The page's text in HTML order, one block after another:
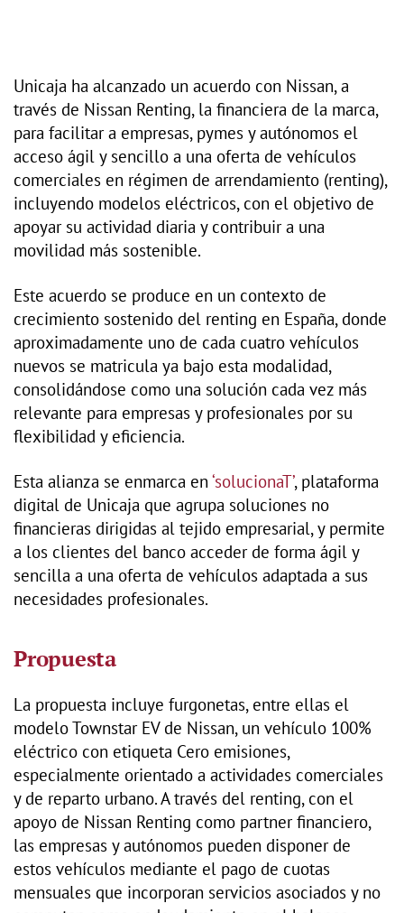
Unicaja ha alcanzado un acuerdo con Nissan, a
través de Nissan Renting, la financiera de la marca,
para facilitar a empresas, pymes y autónomos el
acceso ágil y sencillo a una oferta de vehículos
comerciales en régimen de arrendamiento (renting),
incluyendo modelos eléctricos, con el objetivo de
apoyar su actividad diaria y contribuir a una
movilidad más sostenible.
Este acuerdo se produce en un contexto de
crecimiento sostenido del renting en España, donde
aproximadamente uno de cada cuatro vehículos
nuevos se matricula ya bajo esta modalidad,
consolidándose como una solución cada vez más
relevante para empresas y profesionales por su
flexibilidad y eficiencia.
Esta alianza se enmarca en ‘solucionaT’, plataforma
digital de Unicaja que agrupa soluciones no
financieras dirigidas al tejido empresarial, y permite
a los clientes del banco acceder de forma ágil y
sencilla a una oferta de vehículos adaptada a sus
necesidades profesionales.
Propuesta
La propuesta incluye furgonetas, entre ellas el
modelo Townstar EV de Nissan, un vehículo 100%
eléctrico con etiqueta Cero emisiones,
especialmente orientado a actividades comerciales
y de reparto urbano. A través del renting, con el
apoyo de Nissan Renting como partner financiero,
las empresas y autónomos pueden disponer de
estos vehículos mediante el pago de cuotas
mensuales que incorporan servicios asociados y no